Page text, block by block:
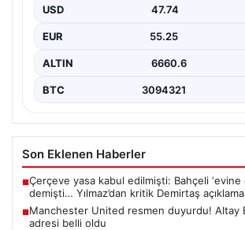
USD 47.74
EUR 55.25
ALTIN 6660.6
BTC 3094321
Son Eklenen Haberler
■Çerçeve yasa kabul edilmişti: Bahçeli ‘evine
demişti… Yılmaz’dan kritik Demirtaş
■Manchester United resmen duyurdu! Altay
adresi belli oldu